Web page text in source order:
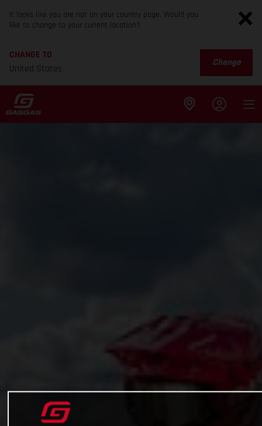
It looks like you are not on your country page. Would you
like to change to your current location?
CHANGE TO
United States
Change